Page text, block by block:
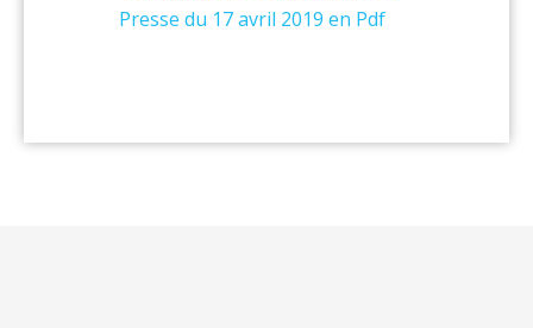
Presse du 17 avril 2019 en Pdf